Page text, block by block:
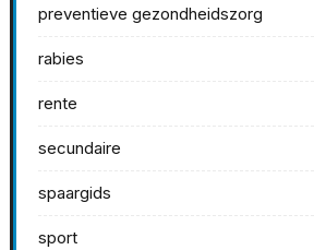
preventieve gezondheidszorg
rabies
rente
secundaire
spaargids
sport